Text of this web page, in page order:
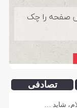
تصادفی
شاید …